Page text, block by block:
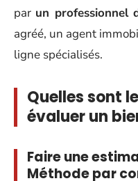
par un professionnel
agréé, un agent
ligne spécialisés.
Quelles sont
évaluer un
Faire une
Méthode par